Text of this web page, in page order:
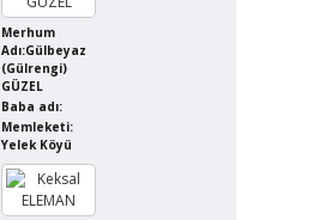
Merhum
Adı:Gülbeyaz
(Gülrengi)
GÜZEL
Baba adı:
Memleketi:
Yelek Köyü